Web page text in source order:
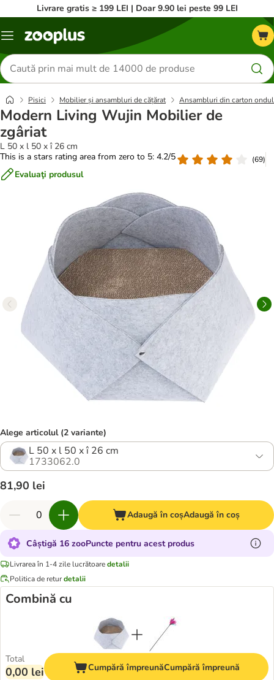
Livrare gratis ≥ 199 LEI | Doar 9.90 lei peste 99 LEI
Categorii
Căutare
produse
Pisici Mobilier și ansambluri de cățărat Ansambluri din carton
Modern Living Wujin Mobilier de
zgâriat
L 50 x l 50 x î 26 cm
This is a stars rating area from zero to 5: 4.2/5
(69)
Evaluaţi produsul
Alege articolul (2 variante)
L 50 x l 50 x î 26 cm
1733062.0
81,90 lei
Adaugă în coșAdaugă în coș
Câștigă 16 zooPuncte pentru acest produs
Livrarea în 1-4 zile lucrătoaredetalii
Politica de returdetalii
Combină cu
Total
0,00 lei Cumpără împreunăCumpără împreună